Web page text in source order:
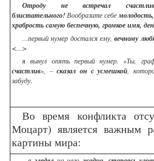
Отроду не встречал
блистательного! Вообразите себе
храбрость самую беспечную, громкое имя,
…первый нумер достался ему,вечному
<…>
я вынул опять первый нумер. «Ты,
счастлив», –сказал он с усмешкой,
забуду.
Во время конфликта
Моцарт) является важным
картины мира: